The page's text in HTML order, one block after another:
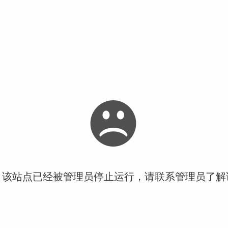
站点已经被管理员停止运行，请联系管理员了